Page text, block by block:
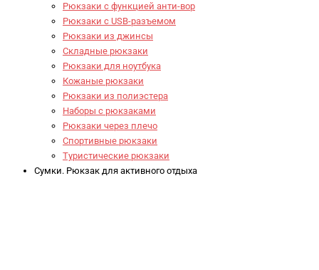
Рюкзаки с функцией анти-вор
Рюкзаки с USB-разъемом
Рюкзаки из джинсы
Складные рюкзаки
Рюкзаки для ноутбука
Кожаные рюкзаки
Рюкзаки из полиэстера
Наборы с рюкзаками
Рюкзаки через плечо
Спортивные рюкзаки
Туристические рюкзаки
Сумки. Рюкзак для активного отдыха